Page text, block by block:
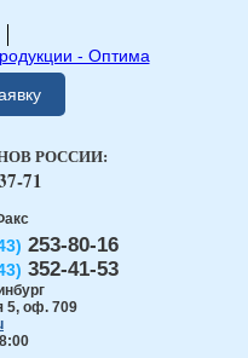
253-80-16
352-41-53
5, оф. 709
РОССИИ:
71